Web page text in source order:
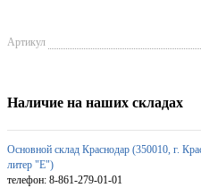
Артикул
Наличие на наших складах
Основной склад Краснодар (350010, г.
литер "Е")
телефон: 8-861-279-01-01